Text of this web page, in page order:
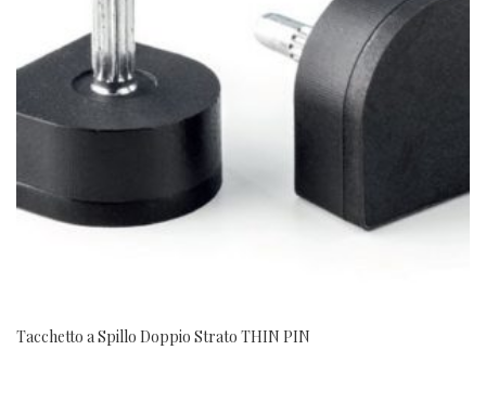
Tacchetto a Spillo Doppio Strato THIN PIN